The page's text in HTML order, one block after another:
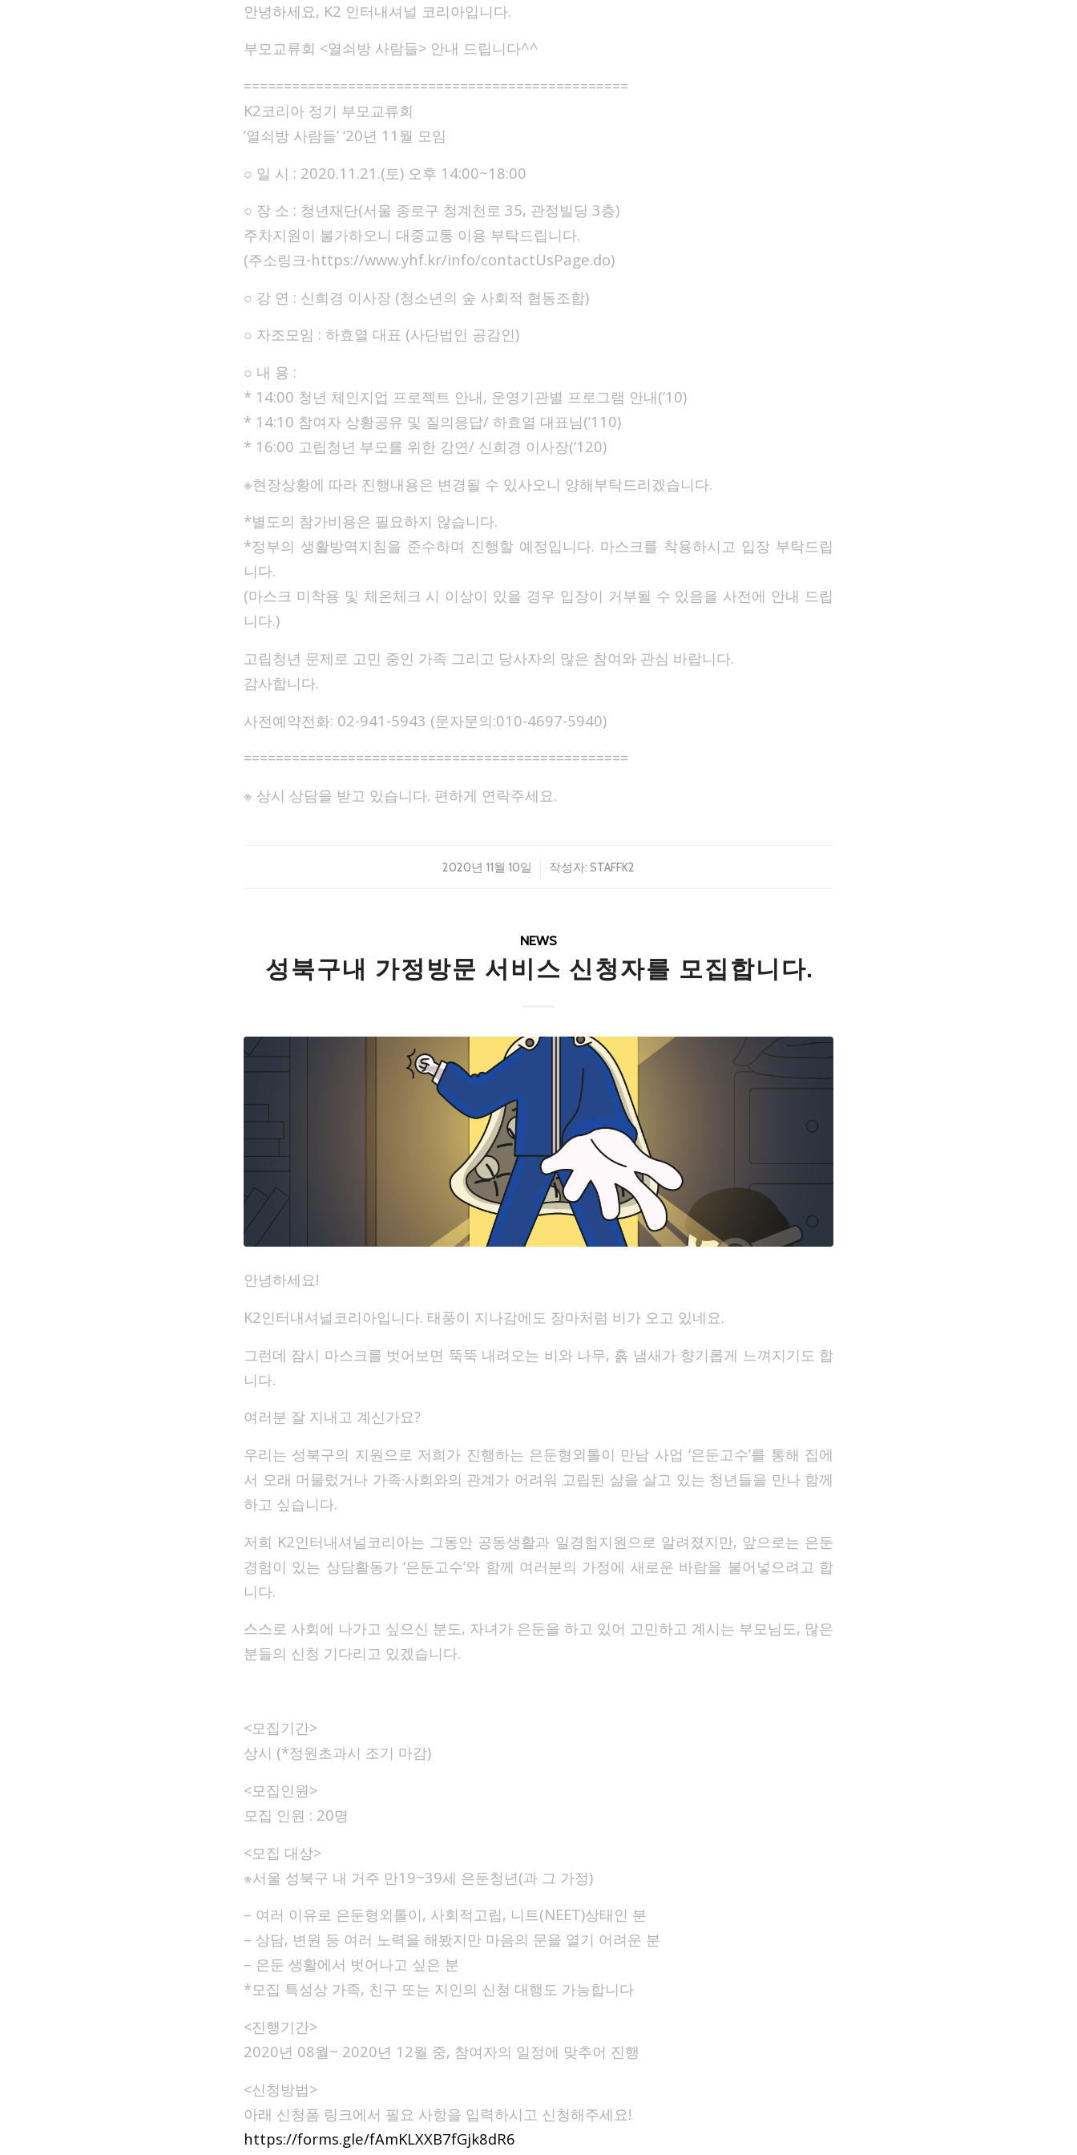
안녕하세요, K2 인터내셔널 코리아입니다.
부모교류회 <열쇠방 사람들> 안내 드립니다^^
================================================
K2코리아 정기 부모교류회
‘열쇠방 사람들’ ‘20년 11월 모임
○ 일 시 : 2020.11.21.(토) 오후 14:00~18:00
○ 장 소 : 청년재단(서울 종로구 청계천로 35, 관정빌딩 3층)
주차지원이 불가하오니 대중교통 이용 부탁드립니다.
(주소링크-https://www.yhf.kr/info/contactUsPage.do)
○ 강 연 : 신희경 이사장 (청소년의 숲 사회적 협동조합)
○ 자조모임 : 하효열 대표 (사단법인 공감인)
○ 내 용 :
* 14:00 청년 체인지업 프로젝트 안내, 운영기관별 프로그램 안내(’10)
* 14:10 참여자 상황공유 및 질의응답/ 하효열 대표님(‘110)
* 16:00 고립청년 부모를 위한 강연/ 신희경 이사장(‘120)
※현장상황에 따라 진행내용은 변경될 수 있사오니 양해부탁드리겠습니다.
*별도의 참가비용은 필요하지 않습니다.
*정부의 생활방역지침을 준수하며 진행할 예정입니다. 마스크를 착용하시고 입장 부탁드립
니다.
(마스크 미착용 및 체온체크 시 이상이 있을 경우 입장이 거부될 수 있음을 사전에 안내 드립
니다.)
고립청년 문제로 고민 중인 가족 그리고 당사자의 많은 참여와 관심 바랍니다.
감사합니다.
사전예약전화: 02-941-5943 (문자문의:010-4697-5940)
================================================
※ 상시 상담을 받고 있습니다. 편하게 연락주세요.
2020년 11월 10일
/ 작성자: STAFFK2
NEWS
성북구내 가정방문 서비스 신청자를 모집합니다.
안녕하세요!
K2인터내셔널코리아입니다. 태풍이 지나감에도 장마처럼 비가 오고 있네요.
그런데 잠시 마스크를 벗어보면 뚝뚝 내려오는 비와 나무, 흙 냄새가 향기롭게 느껴지기도 합
니다.
여러분 잘 지내고 계신가요?
우리는 성북구의 지원으로 저희가 진행하는 은둔형외톨이 만남 사업 ‘은둔고수’를 통해 집에
서 오래 머물렀거나 가족·사회와의 관계가 어려워 고립된 삶을 살고 있는 청년들을 만나 함께
하고 싶습니다.
저희 K2인터내셔널코리아는 그동안 공동생활과 일경험지원으로 알려졌지만, 앞으로는 은둔
경험이 있는 상담활동가 ‘은둔고수’와 함께 여러분의 가정에 새로운 바람을 불어넣으려고 합
니다.
스스로 사회에 나가고 싶으신 분도, 자녀가 은둔을 하고 있어 고민하고 계시는 부모님도, 많은
분들의 신청 기다리고 있겠습니다.
<모집기간>
상시 (*정원초과시 조기 마감)
<모집인원>
모집 인원 : 20명
<모집 대상>
※서울 성북구 내 거주 만19~39세 은둔청년(과 그 가정)
– 여러 이유로 은둔형외톨이, 사회적고립, 니트(NEET)상태인 분
– 상담, 변원 등 여러 노력을 해봤지만 마음의 문을 열기 어려운 분
– 은둔 생활에서 벗어나고 싶은 분
*모집 특성상 가족, 친구 또는 지인의 신청 대행도 가능합니다
<진행기간>
2020년 08월~ 2020년 12월 중, 참여자의 일정에 맞추어 진행
<신청방법>
아래 신청폼 링크에서 필요 사항을 입력하시고 신청해주세요!
https://forms.gle/fAmKLXXB7fGjk8dR6